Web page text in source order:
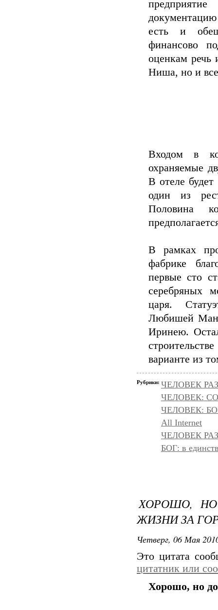
есть и
финансово
оценкам речь
Ниша, но и
Входом в
охраняемые
В отеле будет
один из
Половина
В рамках
фабрике
первые сто
серебряных
царя.
Любишей
Иринею.
варианте из
Рубрики: ЧЕЛОВЕК
ЧЕЛОВЕК:
ЧЕЛОВЕК:
All Internet
ЧЕЛОВЕК
БОГ: в
ХОРОШО,
ЖИЗНИ ЗА
Четверг, 06 Мая
Это цитата
цитатник или
Хорошо, но